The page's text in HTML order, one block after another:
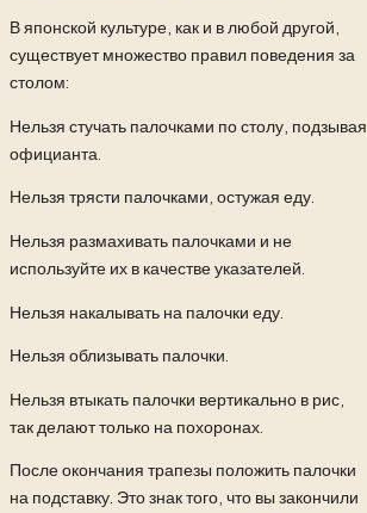
В японской культуре, как и в любой другой,
существует множество правил поведения за
столом:
Нельзя стучать палочками по столу, подзывая
официанта.
Нельзя трясти палочками, остужая еду.
Нельзя размахивать палочками и не
используйте их в качестве указателей.
Нельзя накалывать на палочки еду.
Нельзя облизывать палочки.
Нельзя втыкать палочки вертикально в рис,
так делают только на похоронах.
После окончания трапезы положить палочки
на подставку. Это знак того, что вы закончили